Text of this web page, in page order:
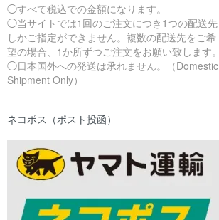
◯すべて税込での金額になります。
◯当サイトでは1回のご注文につき1つの配送先
しかご指定ができません。複数の配送先をご希
望の場合、1か所ずつご注文をお願い致します。
◯日本国外への発送は承れません。（Domestic
Shipment Only）
ネコポス（ポスト投函）